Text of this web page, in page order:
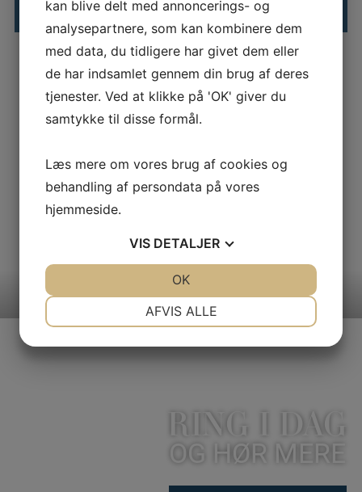
Skræddersyet løsning
Kurserne kan også tilbydes som lukkede
virksomhedstilpassede forløb. I den forbindelse bliver det
målrette forløbet den enkelte virksomhedsbehov.
Herudover kan man med fordel sætte fokus på løsning af
aktuelle udfordringer og projekter. For yderligere information
RING I DAG
OG HØR MERE
kan blive delt med annoncerings- og
analysepartnere, som kan kombinere dem
med data, du tidligere har givet dem eller
de har indsamlet gennem din brug af deres
tjenester. Ved at klikke på 'OK' giver du
samtykke til disse formål.
Læs mere om vores brug af cookies og
behandling af persondata på vores
hjemmeside.
VIS DETALJER
AFVIS ALLE
OK